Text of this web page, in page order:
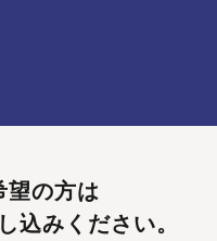
望の方は
込みください。